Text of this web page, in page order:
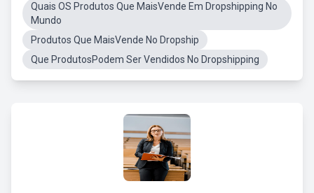
Quais OS Produtos Que MaisVende Em Dropshipping No
Mundo
Produtos Que MaisVende No Dropship
Que ProdutosPodem Ser Vendidos No Dropshipping